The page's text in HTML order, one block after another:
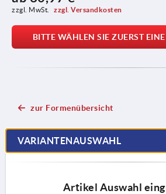
zzgl. MwSt. zzgl. Versandkosten
BITTE WÄHLEN SIE ZUERST
zur Formenübersicht
VARIANTENAUSWAHL
Artikel Auswahl